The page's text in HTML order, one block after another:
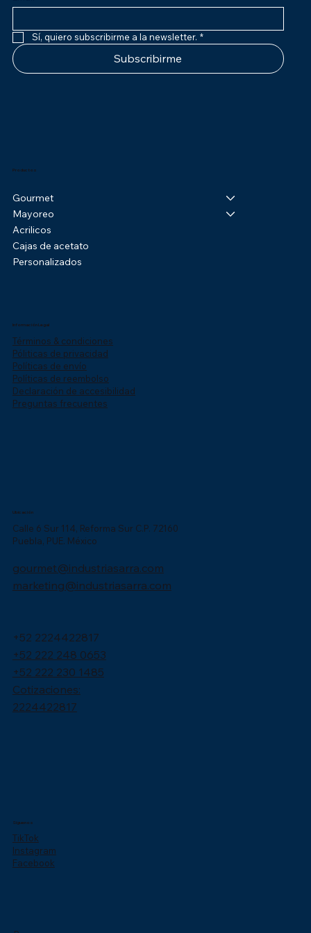
Sí, quiero subscribirme a la newsletter. *
Subscribirme
Productos
Gourmet
Mayoreo
Acrilicos
Cajas de acetato
Personalizados
Información Legal
Términos & condiciones
Póliticas de privacidad
Políticas de envío
Políticas de reembolso
Declaración de accesibilidad
Preguntas frecuentes
Ubicación
Calle 6 Sur 114, Reforma Sur C.P. 72160
Puebla, PUE. México
gourmet@industriasarra.com
marketing@industriasarra.com
+52 2224422817
+52 222 248 0653
+52 222 230 1485
Cotizaciones:
2224422817
Síguenos
TikTok
Instagram
Facebook